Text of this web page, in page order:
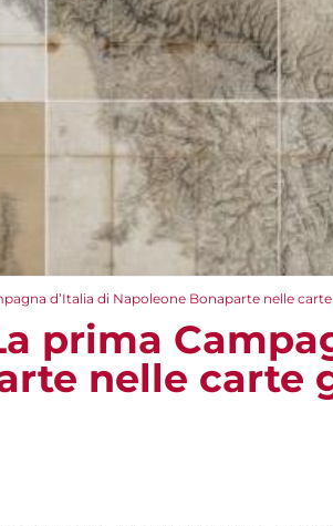
d’Italia di Napoleone Bonaparte nelle
prima
nelle carte